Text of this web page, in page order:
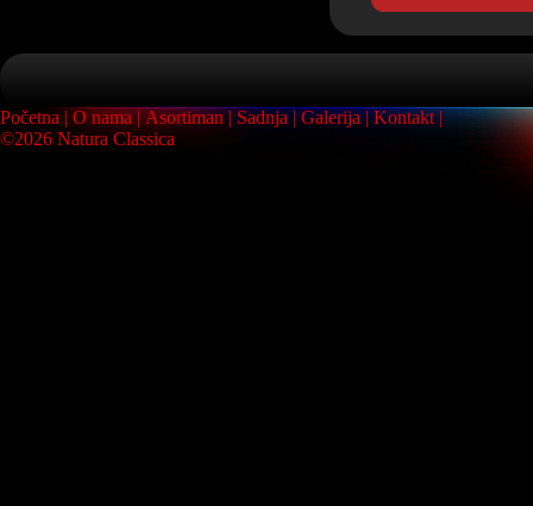
Početna O nama Asortiman Sadnja Galerija
Kontakt
©2026 Natura Classica